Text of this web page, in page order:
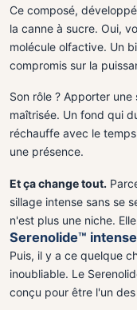
Ce composé,
la canne à sucre. Oui,
molécule olfactive. Un
compromis sur la
Son rôle ? Apporter
maîtrisée. Un fond qui
réchauffe avec le
une présence.
Et ça change tout.
sillage intense sans se
n'est plus une niche.
Serenolide™
Puis, il y a ce quelque
inoubliable. Le
conçu pour être l'un